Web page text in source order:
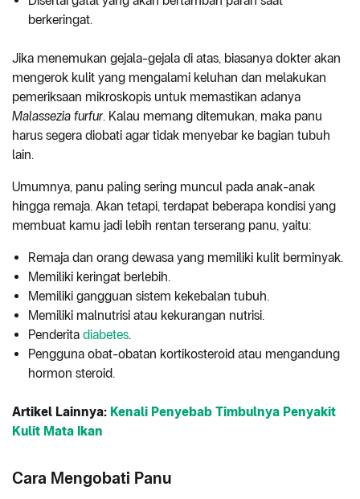
berkeringat.
Jika menemukan gejala-gejala di atas, biasanya dokter akan
mengerok kulit yang mengalami keluhan dan melakukan
pemeriksaan mikroskopis untuk memastikan adanya
Malassezia furfur. Kalau memang ditemukan, maka panu
harus segera diobati agar tidak menyebar ke bagian tubuh
lain.
Umumnya, panu paling sering muncul pada anak-anak
hingga remaja. Akan tetapi, terdapat beberapa kondisi yang
membuat kamu jadi lebih rentan terserang panu, yaitu:
Remaja dan orang dewasa yang memiliki kulit berminyak.
Memiliki keringat berlebih.
Memiliki gangguan sistem kekebalan tubuh.
Memiliki malnutrisi atau kekurangan nutrisi.
Penderita diabetes.
Pengguna obat-obatan kortikosteroid atau mengandung
hormon steroid.
Artikel Lainnya: Kenali Penyebab Timbulnya Penyakit
Kulit Mata Ikan
Cara Mengobati Panu